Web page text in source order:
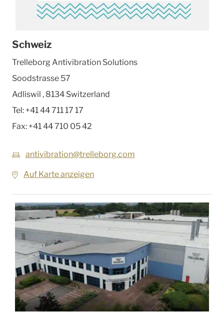
Schweiz
Trelleborg Antivibration Solutions
Soodstrasse 57
Adliswil , 8134 Switzerland
Tel: +41 44 711 17 17
Fax: +41 44 710 05 42
antivibration@trelleborg.com
Auf Karte anzeigen